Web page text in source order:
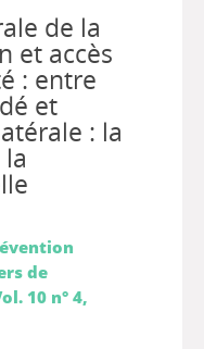
de la
et accès
: entre
et
: la
de
10 n° 4,